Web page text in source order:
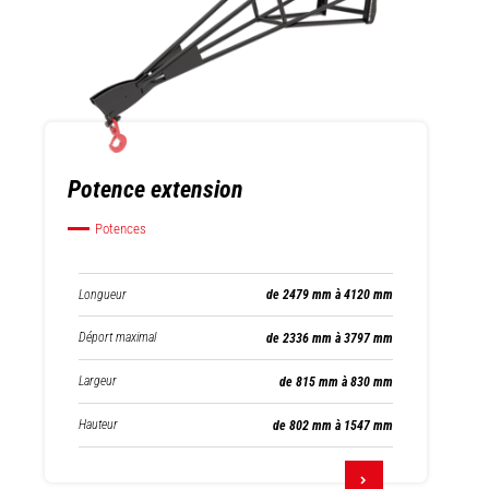
Potence extension
Potences
Longueur de 2479 mm à 4120 mm
Déport maximal de 2336 mm à 3797 mm
Largeur de 815 mm à 830 mm
Hauteur de 802 mm à 1547 mm